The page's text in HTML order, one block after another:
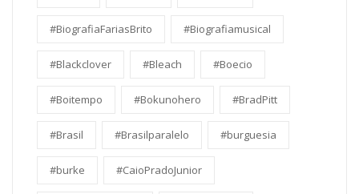
#BiografiaFariasBrito #Biografiamusical
#Blackclover #Bleach #Boecio
#Boitempo #Bokunohero #BradPitt
#Brasil #Brasilparalelo #burguesia
#burke #CaioPradoJunior